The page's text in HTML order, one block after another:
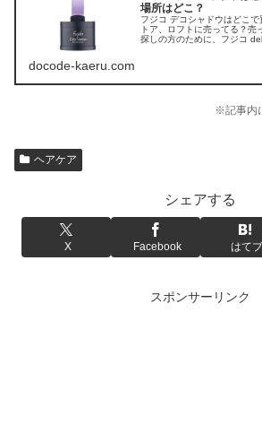
場所はどこ？
フジコ デコシャドウはどこ
トア、ロフトに売ってる？売
探しの方のために、フジコ
docode-kaeru.com
※記事内
ヘアケア
シェアする
X Facebook はてブ
スポンサーリンク